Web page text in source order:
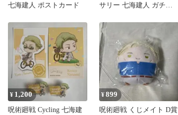
七海建人 ポストカード
サリー 七海建人 ガチャ
¥ 1,200
呪術廻戦 Cycling 七海建
¥899
呪術廻戦 くじメイト D賞